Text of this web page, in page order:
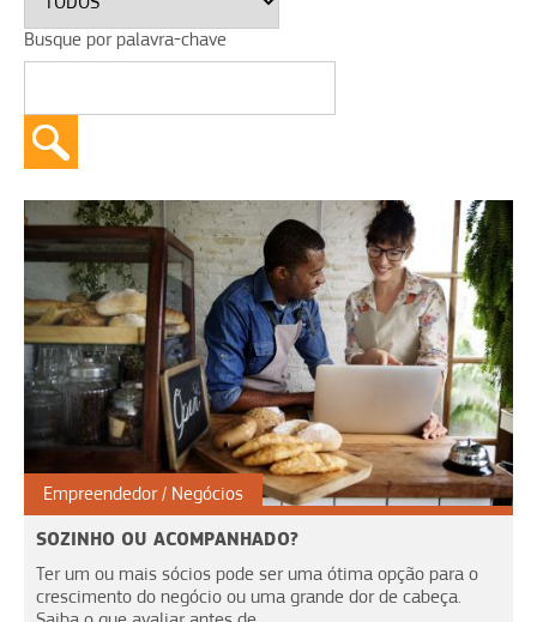
Busque por palavra-chave
Empreendedor Negócios
SOZINHO OU ACOMPANHADO?
Ter um ou mais sócios pode ser uma ótima opção para o
crescimento do negócio ou uma grande dor de cabeça.